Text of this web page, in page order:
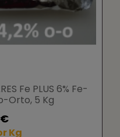
Fe PLUS 6% Fe-
Orto, 5 Kg
Kg